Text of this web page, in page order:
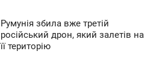
Румунія збила вже третій
російський дрон, який залетів на
її територію